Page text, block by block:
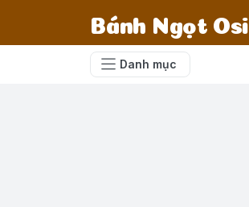
Bánh Ngọt Osi
Danh mục